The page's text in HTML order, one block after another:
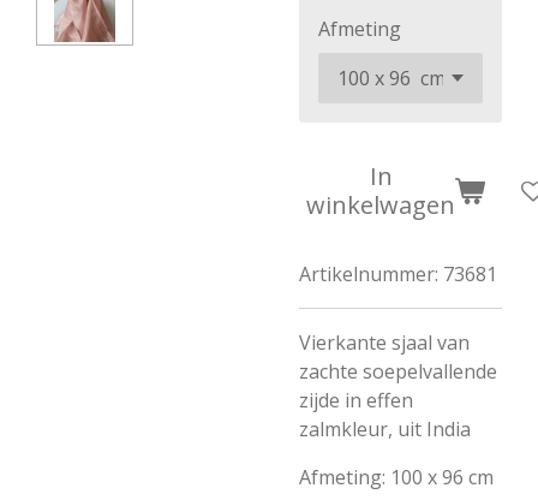
Afmeting
In
winkelwagen
Artikelnummer: 73681
Vierkante sjaal van
zachte soepelvallende
zijde in effen
zalmkleur, uit India
Afmeting: 100 x 96 cm